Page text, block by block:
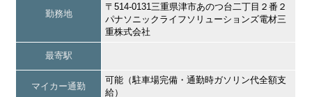
勤務地
〒514-0131三重県津市あのつ台二丁目２番２
パナソニックライフソリューションズ電材三
重株式会社
最寄駅
マイカー通勤
可能（駐車場完備・通勤時ガソリン代全額支
給）